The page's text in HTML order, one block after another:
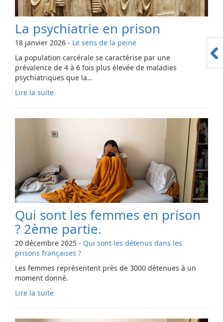
La psychiatrie en prison
18 janvier 2026 - Le sens de la peine
La population carcérale se caractérise par une
prévalence de 4 à 6 fois plus élevée de maladies
psychiatriques que la…
Lire la suite
Qui sont les femmes en prison
? 2ème partie.
20 décembre 2025 - Qui sont les détenus dans les
prisons françaises ?
Les femmes représentent près de 3000 détenues à un
moment donné.
Lire la suite